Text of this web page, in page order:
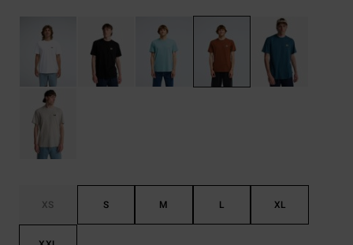
XS S M L XL